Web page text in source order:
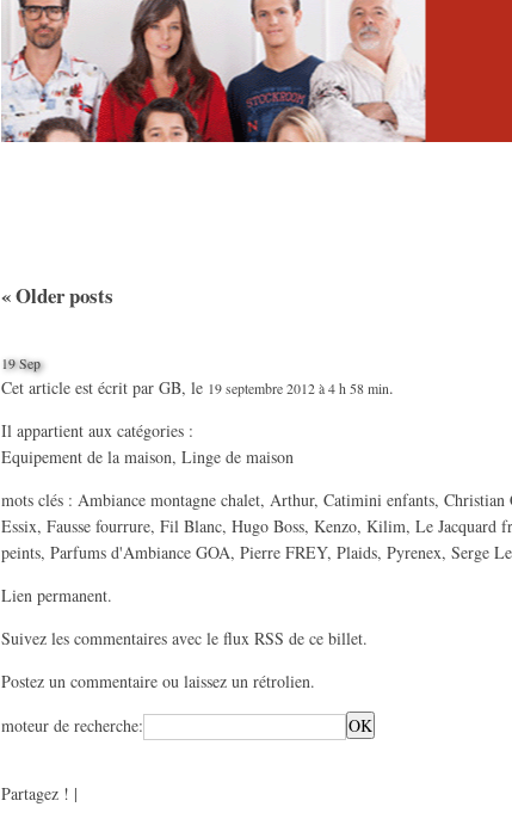
«Older posts
19 Sep
Cet article est écrit par GB, le 19 septembre 2012 à 4 h 58 min.
Il appartient aux catégories :
Equipement de la maison, Linge de maison
mots clés : Ambiance montagne chalet, Arthur, Catimini enfants, Christian
Essix, Fausse fourrure, Fil Blanc, Hugo Boss, Kenzo, Kilim, Le Jacquard
peints, Parfums d'Ambiance GOA, Pierre FREY, Plaids, Pyrenex, Serge
Lien permanent.
Suivez les commentaires avec le flux RSS de ce billet.
Postez un commentaire ou laissez un rétrolien.
moteur de recherche:
Partagez ! |